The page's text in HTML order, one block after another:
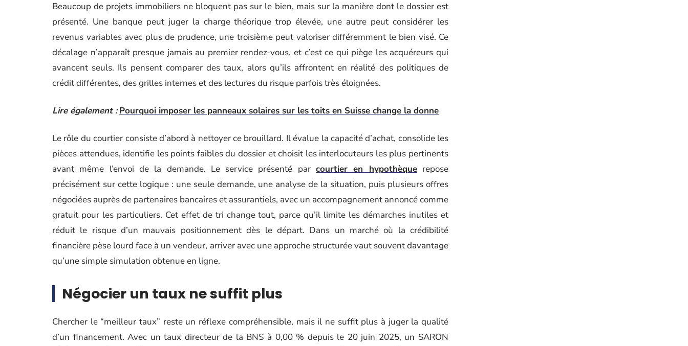
Beaucoup de projets immobiliers ne bloquent pas sur le bien, mais sur la manière dont le dossier est
présenté. Une banque peut juger la charge théorique trop élevée, une autre peut considérer les
revenus variables avec plus de prudence, une troisième peut valoriser différemment le bien visé. Ce
décalage n’apparaît presque jamais au premier rendez-vous, et c’est ce qui piège les acquéreurs qui
avancent seuls. Ils pensent comparer des taux, alors qu’ils affrontent en réalité des politiques de
crédit différentes, des grilles internes et des lectures du risque parfois très éloignées.
Lire également : Pourquoi imposer les panneaux solaires sur les toits en Suisse change la donne
Le rôle du courtier consiste d’abord à nettoyer ce brouillard. Il évalue la capacité d’achat, consolide les
pièces attendues, identifie les points faibles du dossier et choisit les interlocuteurs les plus pertinents
avant même l’envoi de la demande. Le service présenté parcourtier en hypothèquerepose
précisément sur cette logique : une seule demande, une analyse de la situation, puis plusieurs offres
négociées auprès de partenaires bancaires et assurantiels, avec un accompagnement annoncé comme
gratuit pour les particuliers. Cet effet de tri change tout, parce qu’il limite les démarches inutiles et
réduit le risque d’un mauvais positionnement dès le départ. Dans un marché où la crédibilité
financière pèse lourd face à un vendeur, arriver avec une approche structurée vaut souvent davantage
qu’une simple simulation obtenue en ligne.
Négocier un taux ne suffit plus
Chercher le “meilleur taux” reste un réflexe compréhensible, mais il ne suffit plus à juger la qualité
d’un financement. Avec un taux directeur de la BNS à 0,00 % depuis le 20 juin 2025, un SARON